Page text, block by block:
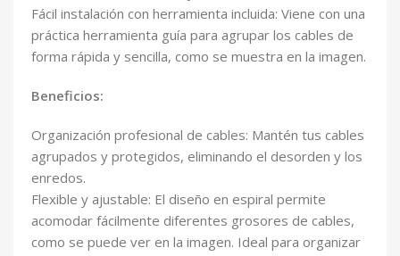
Fácil instalación con herramienta incluida: Viene con una
práctica herramienta guía para agrupar los cables de
forma rápida y sencilla, como se muestra en la imagen.
Beneficios:
Organización profesional de cables: Mantén tus cables
agrupados y protegidos, eliminando el desorden y los
enredos.
Flexible y ajustable: El diseño en espiral permite
acomodar fácilmente diferentes grosores de cables,
como se puede ver en la imagen. Ideal para organizar